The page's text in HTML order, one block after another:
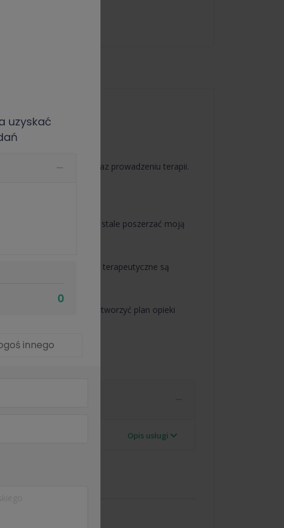
i dobre samopoczucie.
leczeniu oraz prowadzeniu terapii.
i szkolenia, aby stale poszerzać moją
diagnostyczne i terapeutyczne są
Razem możemy stworzyć plan opieki
Opis usługi
uzyskać
0
innego